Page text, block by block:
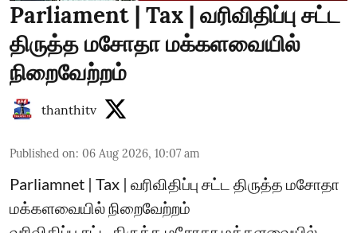
Parliament | Tax | வரிவிதிப்பு சட்ட
திருத்த மசோதா மக்களவையில்
நிறைவேற்றம்
thanthitv
Published on: 06 Aug 2026, 10:07 am
Parliamnet | Tax | வரிவிதிப்பு சட்ட திருத்த மசோதா
மக்களவையில் நிறைவேற்றம்